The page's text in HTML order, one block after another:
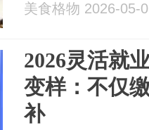
美食格物 2026-05-
2026灵活就
变样：不仅
补